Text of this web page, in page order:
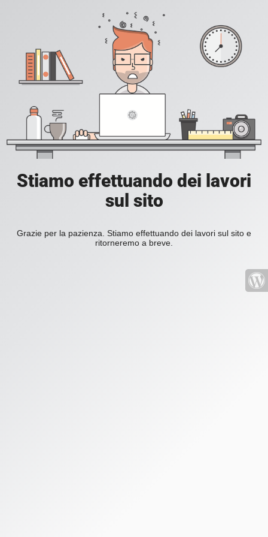
Stiamo effettuando dei lavori
sul sito
Grazie per la pazienza. Stiamo effettuando dei lavori sul sito e
ritorneremo a breve.